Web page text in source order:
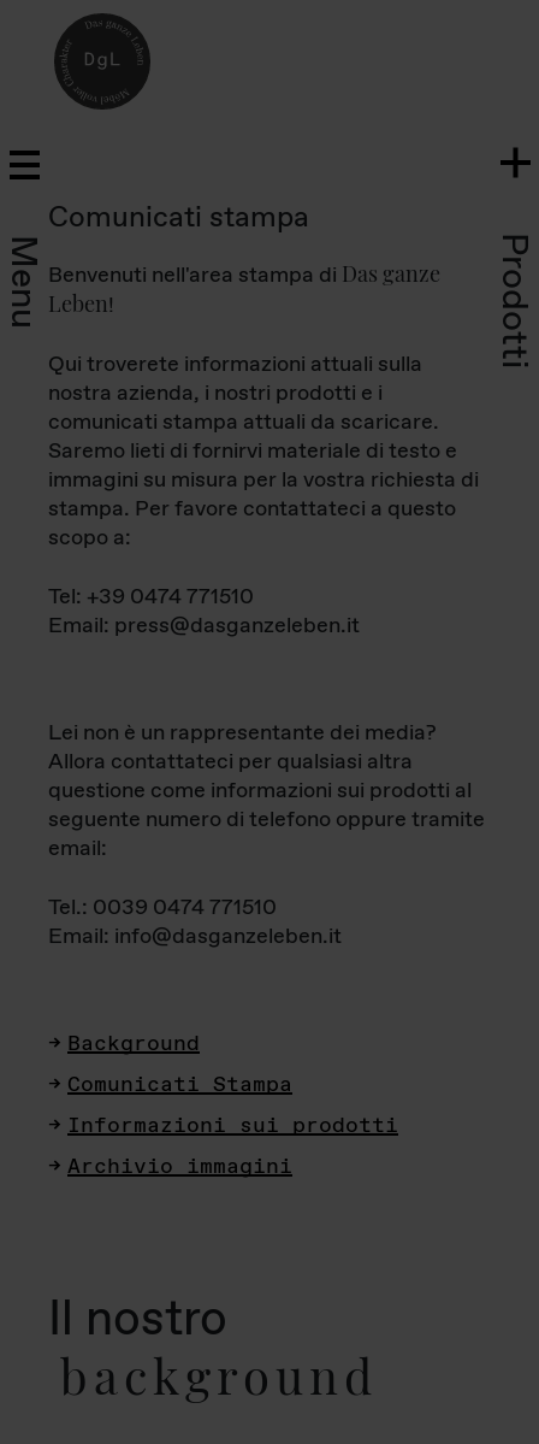
Menu Prodotti
Comunicati stampa
Benvenuti nell'area stampa di Das ganze
Leben!
Qui troverete informazioni attuali sulla
nostra azienda, i nostri prodotti e i
comunicati stampa attuali da scaricare.
Saremo lieti di fornirvi materiale di testo e
immagini su misura per la vostra richiesta di
stampa. Per favore contattateci a questo
scopo a:
Tel: +39 0474 771510
Email: press@dasganzeleben.it
Lei non è un rappresentante dei media?
Allora contattateci per qualsiasi altra
questione come informazioni sui prodotti al
seguente numero di telefono oppure tramite
email:
Tel.: 0039 0474 771510
Email: info@dasganzeleben.it
Background
Comunicati Stampa
Informazioni sui prodotti
Archivio immagini
Il nostro
background